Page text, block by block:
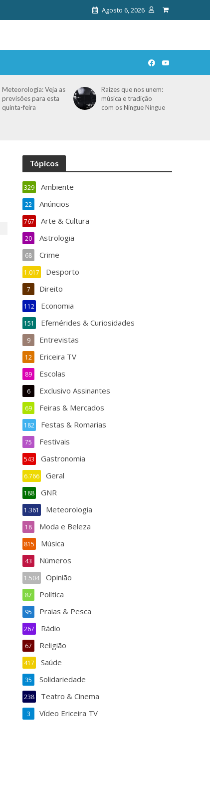
Agosto 6, 2026
Meteorologia: Veja as
previsões para esta
quinta-feira
Raízes que nos unem:
música e tradição
com os Ningue Ningue
Tópicos
Ambiente
329
Anúncios
22
Arte & Cultura
767
Astrologia
20
Crime
68
Desporto
1.017
Direito
7
Economia
112
Efemérides & Curiosidades
151
Entrevistas
9
Ericeira TV
12
Escolas
89
Exclusivo Assinantes
6
Feiras & Mercados
69
Festas & Romarias
182
Festivais
75
Gastronomia
543
Geral
6.766
GNR
188
Meteorologia
1.361
Moda e Beleza
18
Música
815
Números
43
Opinião
1.504
Política
87
Praias & Pesca
95
Rádio
267
Religião
67
Saúde
417
Solidariedade
35
Teatro & Cinema
238
Vídeo Ericeira TV
3